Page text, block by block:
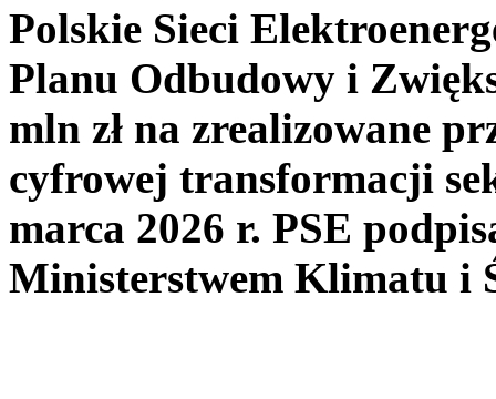
Polskie Sieci
Planu Odbudowy i
mln zł na zrealizowane
cyfrowej transformacji
marca 2026 r. PSE
Ministerstwem Klimatu i